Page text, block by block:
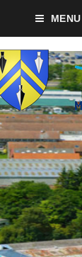
MENU